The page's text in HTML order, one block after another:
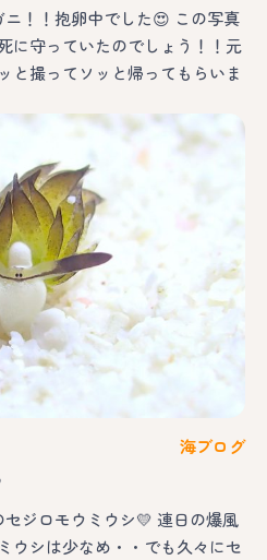
ニ！！抱卵中でした😍 この写真
に守っていたのでしょう！！元
と撮ってソッと帰ってもらいま
海ブログ
セジロモウミウシ💛 連日の爆風
ウシは少なめ・・でも久々にセ